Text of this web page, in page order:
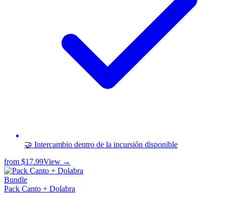
🤝 Intercambio dentro de la incursión disponible
from $17.99View →
Bundle
Pack Canto + Dolabra